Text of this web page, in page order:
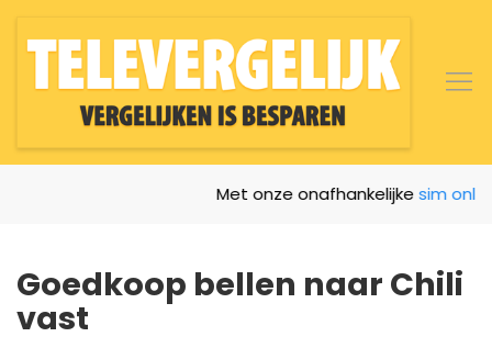
Met onze onafhankelijkesim only
Goedkoop bellen naar Chili
vast